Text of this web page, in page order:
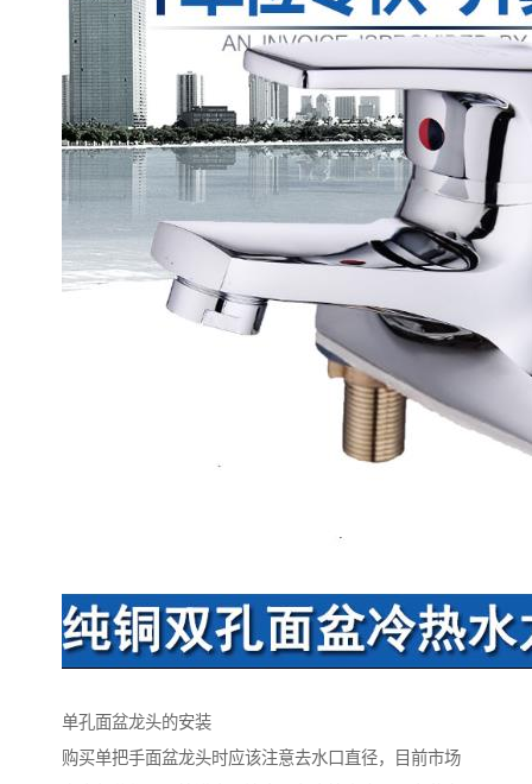
单孔面盆龙头的安装
购买单把手面盆龙头时应该注意去水口直径，目前市场